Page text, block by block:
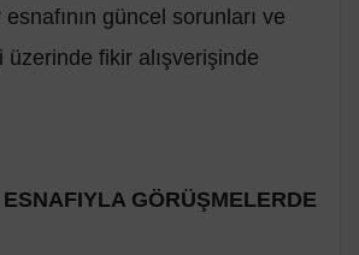
güncel sorunları ve
üzerinde fikir alışverişinde
GÖRÜŞMELERDE